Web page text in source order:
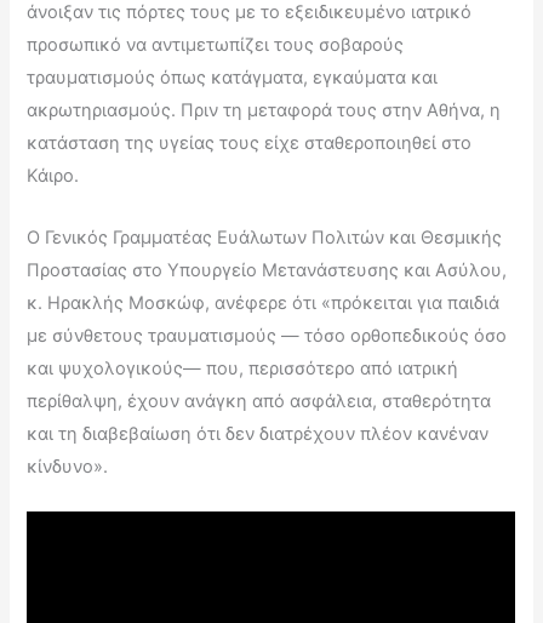
άνοιξαν τις πόρτες τους με το εξειδικευμένο ιατρικό
προσωπικό να αντιμετωπίζει τους σοβαρούς
τραυματισμούς όπως κατάγματα, εγκαύματα και
ακρωτηριασμούς. Πριν τη μεταφορά τους στην Αθήνα, η
κατάσταση της υγείας τους είχε σταθεροποιηθεί στο
Κάιρο.
Ο Γενικός Γραμματέας Ευάλωτων Πολιτών και Θεσμικής
Προστασίας στο Υπουργείο Μετανάστευσης και Ασύλου,
κ. Ηρακλής Μοσκώφ, ανέφερε ότι «πρόκειται για παιδιά
με σύνθετους τραυματισμούς — τόσο ορθοπεδικούς όσο
και ψυχολογικούς— που, περισσότερο από ιατρική
περίθαλψη, έχουν ανάγκη από ασφάλεια, σταθερότητα
και τη διαβεβαίωση ότι δεν διατρέχουν πλέον κανέναν
κίνδυνο».